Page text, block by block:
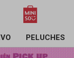
PELUCHES